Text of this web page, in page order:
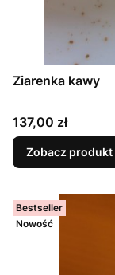
Ziarenka kawy
Cena
137,00 zł
Zobacz produkt
Bestseller
Nowość